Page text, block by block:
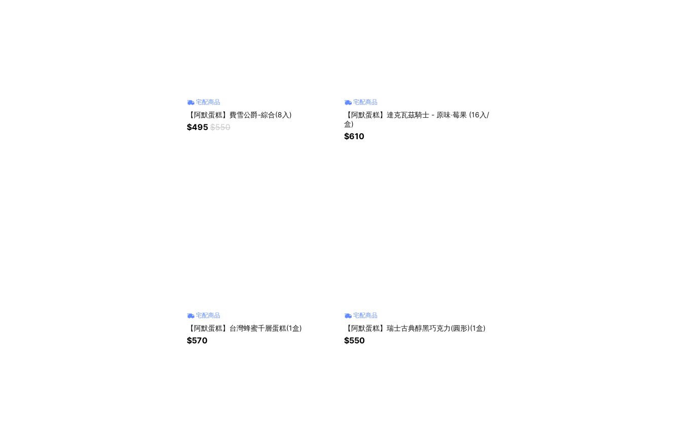
宅配商品
【阿默蛋糕】費雪公爵-綜合(8入)
$495 $550
宅配商品
【阿默蛋糕】達克瓦茲騎士 - 原味‧莓果 (16入/
盒)
$610
宅配商品
【阿默蛋糕】台灣蜂蜜千層蛋糕(1盒)
$570
宅配商品
【阿默蛋糕】瑞士古典醇黑巧克力(圓形)(1盒)
$550